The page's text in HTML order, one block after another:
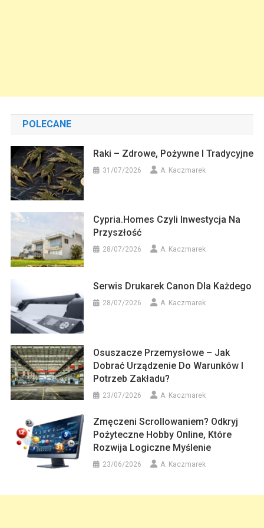
POLECANE
Raki – Zdrowe, Pożywne I Tradycyjne
31/07/2026 A. Kaczmarek
Cypria.homes Czyli Inwestycja Na
Przyszłość
28/07/2026 A. Kaczmarek
Serwis Drukarek Canon Dla Każdego
28/07/2026 A. Kaczmarek
Osuszacze Przemysłowe – Jak
Dobrać Urządzenie Do Warunków I
Potrzeb Zakładu?
23/07/2026 A. Kaczmarek
Zmęczeni Scrollowaniem? Odkryj
Pożyteczne Hobby Online, Które
Rozwija Logiczne Myślenie
23/06/2026 A. Kaczmarek